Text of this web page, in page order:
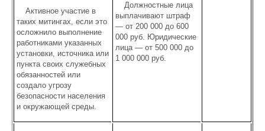
Активное участие в
таких митингах, если это
осложнило выполнение
работниками указанных
установки, источника или
пункта своих служебных
обязанностей или
создало угрозу
безопасности населения
и окружающей среды.
Должностные лица
выплачивают штраф
— от 200 000 до 600
000 руб. Юридические
лица — от 500 000 до
1 000 000 руб.